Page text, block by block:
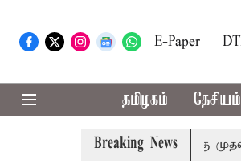
E-Paper
தமிழகம் தேசியம்
Breaking News
எம்.பி.க்கள் கூட்டத்துக்கு முதல்-